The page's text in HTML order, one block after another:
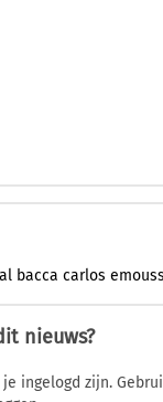
bacca carlos
nieuws?
ingelogd zijn.